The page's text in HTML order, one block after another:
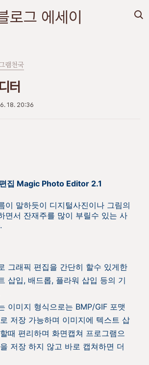
로그 에세이
램천국
터
18. 20:36
집 Magic Photo Editor 2.1
이 말하듯이 디지털사진이나 그림의
면서 잔재주를 많이 부릴수 있는 사
그래픽 편집을 간단히 할수 있게한
삽입, 배드롭, 플라워 삽입 등의 기
이미지 형식으로는 BMP/GIF 포맷
저장 가능하며 이미지에 텍스트 삽
때 편리하며 화면캡쳐 프로그램으
저장 하지 않고 바로 캡쳐하면 더